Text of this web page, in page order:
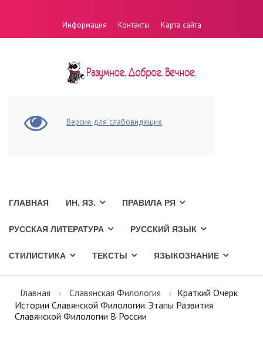
Информация Контакты Карта сайта
Версия для слабовидящих
ГЛАВНАЯ ИН. ЯЗ. ПРАВИЛА РЯ
РУССКАЯ ЛИТЕРАТУРА РУССКИЙ ЯЗЫК
СТИЛИСТИКА ТЕКСТЫ ЯЗЫКОЗНАНИЕ
Главная Славянская Филология
Краткий Очерк
Истории Славянской Филологии. Этапы Развития
Славянской Филологии В России